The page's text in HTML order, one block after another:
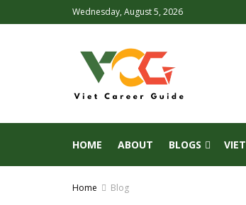
Wednesday, August 5, 2026
HOME ABOUT BLOGS
Home Blog